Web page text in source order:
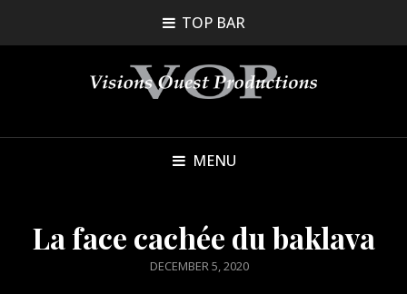
TOP BAR
MENU
La face cachée du baklava
POSTED
DECEMBER 5, 2020